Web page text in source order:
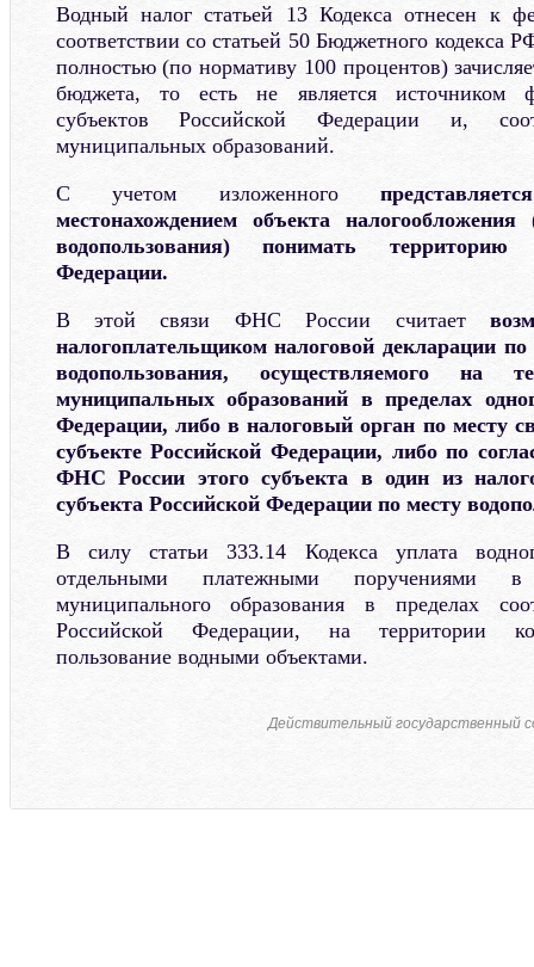
Водный налог статьей 13 Кодекса отнесен к
соответствии со статьей 50 Бюджетного
полностью (по нормативу 100 процентов)
бюджета, то есть не является источником
субъектов Российской Федерации и,
муниципальных образований.
С учетом изложенного
местонахождением объекта налогообложения
водопользования) понимать территорию
Федерации.
В этой связи ФНС России считает
налогоплательщиком налоговой декларации
водопользования, осуществляемого на
муниципальных образований в пределах
Федерации, либо в налоговый орган по месту
субъекте Российской Федерации, либо по
ФНС России этого субъекта в один из
субъекта Российской Федерации по месту
В силу статьи 333.14 Кодекса уплата
отдельными платежными поручениями
муниципального образования в пределах
Российской Федерации, на территории
пользование водными объектами.
Действительный государственный